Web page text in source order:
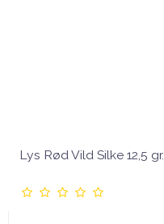
Lys Rød Vild Silke 12,5 gr.